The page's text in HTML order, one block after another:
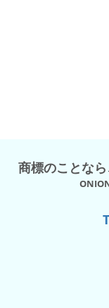
商標のことな